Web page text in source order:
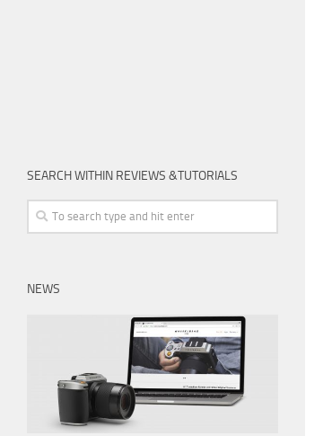
SEARCH WITHIN REVIEWS &TUTORIALS
NEWS